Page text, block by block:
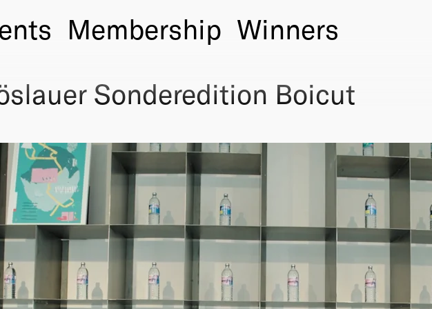
Membership Winners
Sonderedition Boicut